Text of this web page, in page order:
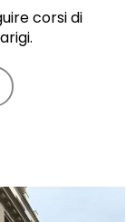
corsi di